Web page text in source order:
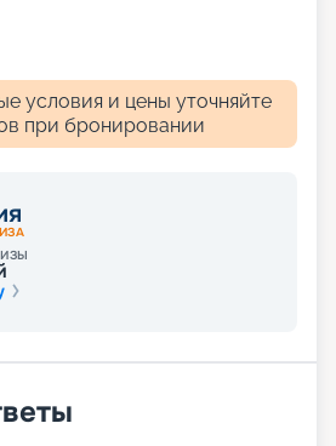
условия и цены уточняйте
при бронировании